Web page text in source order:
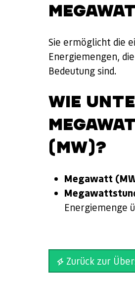
Sie ermöglicht die
Energiemengen,
Bedeutung sind.
WIE
(MW)?
Megawatt
Energiemenge
Zurück zur